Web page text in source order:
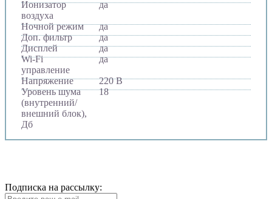
Ионизатор
воздуха
да
Ночной режим
да
Доп. фильтр
да
Дисплей
да
Wi-Fi
управление
да
Напряжение
220 В
Уровень шума
(внутренний/
внешний блок),
Дб
18
Подписка на рассылку: